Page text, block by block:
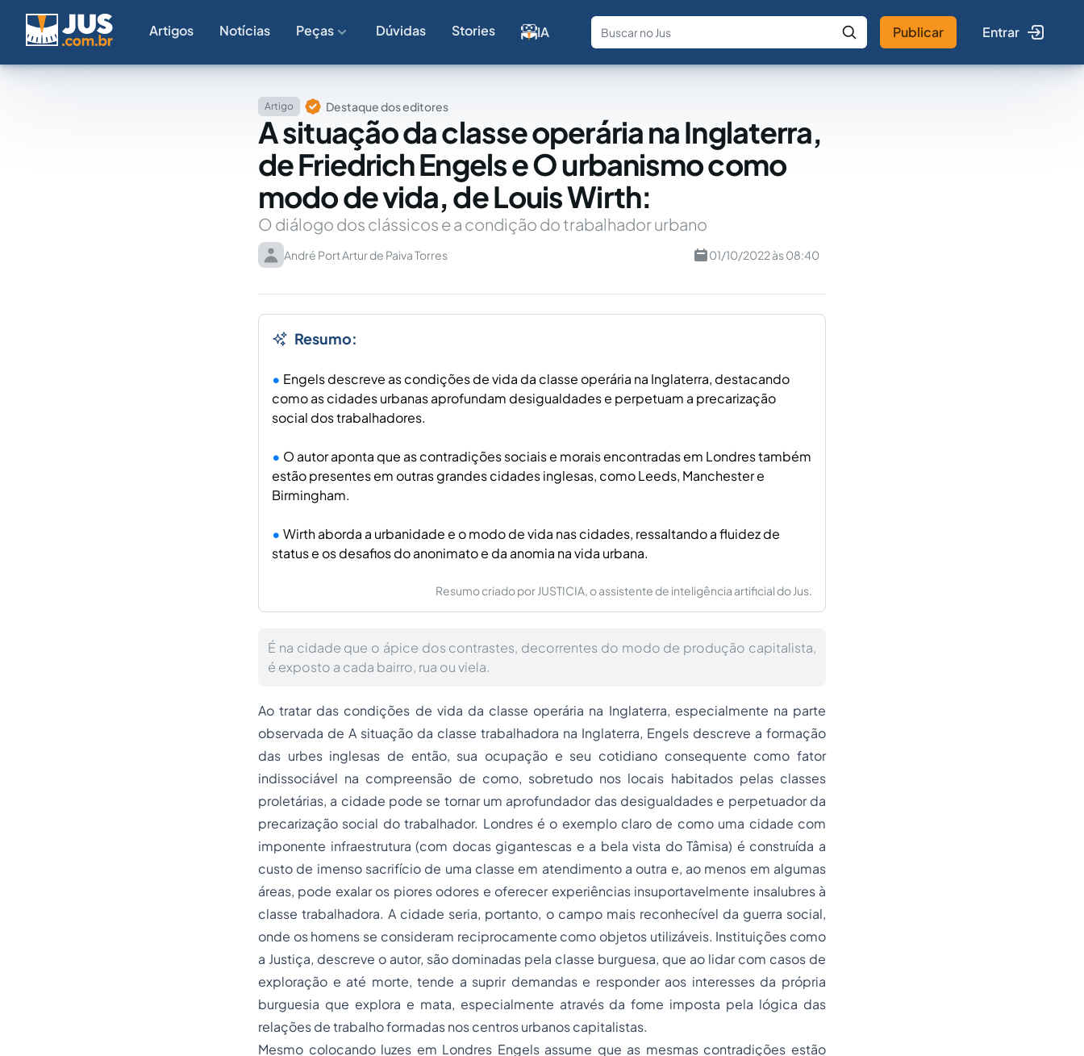
Artigos Notícias Peças Dúvidas Stories IA
Fale com a IA Buscar no Jus
Publicar Entrar
Artigo Destaque dos editores
A situação da classe operária na Inglaterra,
de Friedrich Engels e O urbanismo como
modo de vida, de Louis Wirth:
O diálogo dos clássicos e a condição do trabalhador urbano
André Port Artur de Paiva Torres 01/10/2022 às 08:40
Resumo:
Engels descreve as condições de vida da classe operária na Inglaterra, destacando
como as cidades urbanas aprofundam desigualdades e perpetuam a precarização
social dos trabalhadores.
O autor aponta que as contradições sociais e morais encontradas em Londres também
estão presentes em outras grandes cidades inglesas, como Leeds, Manchester e
Birmingham.
Wirth aborda a urbanidade e o modo de vida nas cidades, ressaltando a fluidez de
status e os desafios do anonimato e da anomia na vida urbana.
Resumo criado por JUSTICIA, o assistente de inteligência artificial do Jus.
É na cidade que o ápice dos contrastes, decorrentes do modo de produção capitalista,
é exposto a cada bairro, rua ou viela.
Ao tratar das condições de vida da classe operária na Inglaterra, especialmente na parte
observada de A situação da classe trabalhadora na Inglaterra, Engels descreve a formação
das urbes inglesas de então, sua ocupação e seu cotidiano consequente como fator
indissociável na compreensão de como, sobretudo nos locais habitados pelas classes
proletárias, a cidade pode se tornar um aprofundador das desigualdades e perpetuador da
precarização social do trabalhador. Londres é o exemplo claro de como uma cidade com
imponente infraestrutura (com docas gigantescas e a bela vista do Tâmisa) é construída a
custo de imenso sacrifício de uma classe em atendimento a outra e, ao menos em algumas
áreas, pode exalar os piores odores e oferecer experiências insuportavelmente insalubres à
classe trabalhadora. A cidade seria, portanto, o campo mais reconhecível da guerra social,
onde os homens se consideram reciprocamente como objetos utilizáveis. Instituições como
a Justiça, descreve o autor, são dominadas pela classe burguesa, que ao lidar com casos de
exploração e até morte, tende a suprir demandas e responder aos interesses da própria
burguesia que explora e mata, especialmente através da fome imposta pela lógica das
relações de trabalho formadas nos centros urbanos capitalistas.
Mesmo colocando luzes em Londres Engels assume que as mesmas contradições estão